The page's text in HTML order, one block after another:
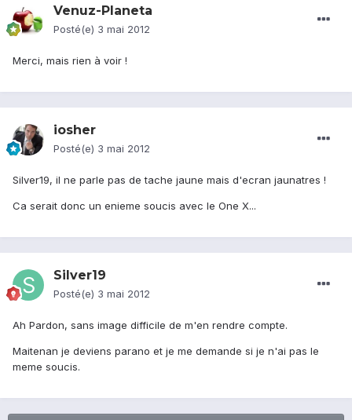
Venuz-Planeta
Posté(e) 3 mai 2012
Merci, mais rien à voir !
iosher
Posté(e) 3 mai 2012
Silver19, il ne parle pas de tache jaune mais d'ecran jaunatres !
Ca serait donc un enieme soucis avec le One X...
Silver19
Posté(e) 3 mai 2012
Ah Pardon, sans image difficile de m'en rendre compte.
Maitenan je deviens parano et je me demande si je n'ai pas le
meme soucis.